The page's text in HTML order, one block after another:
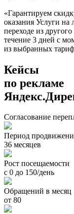
«Гарантируем
оказания Услуги
переходе из
течение 3 дней с
из выбранных
Кейсы
по рекламе
Согласование
Период
36 месяцев
Рост посещаемости
с 0 до 150/день
Обращений в месяц
от 80